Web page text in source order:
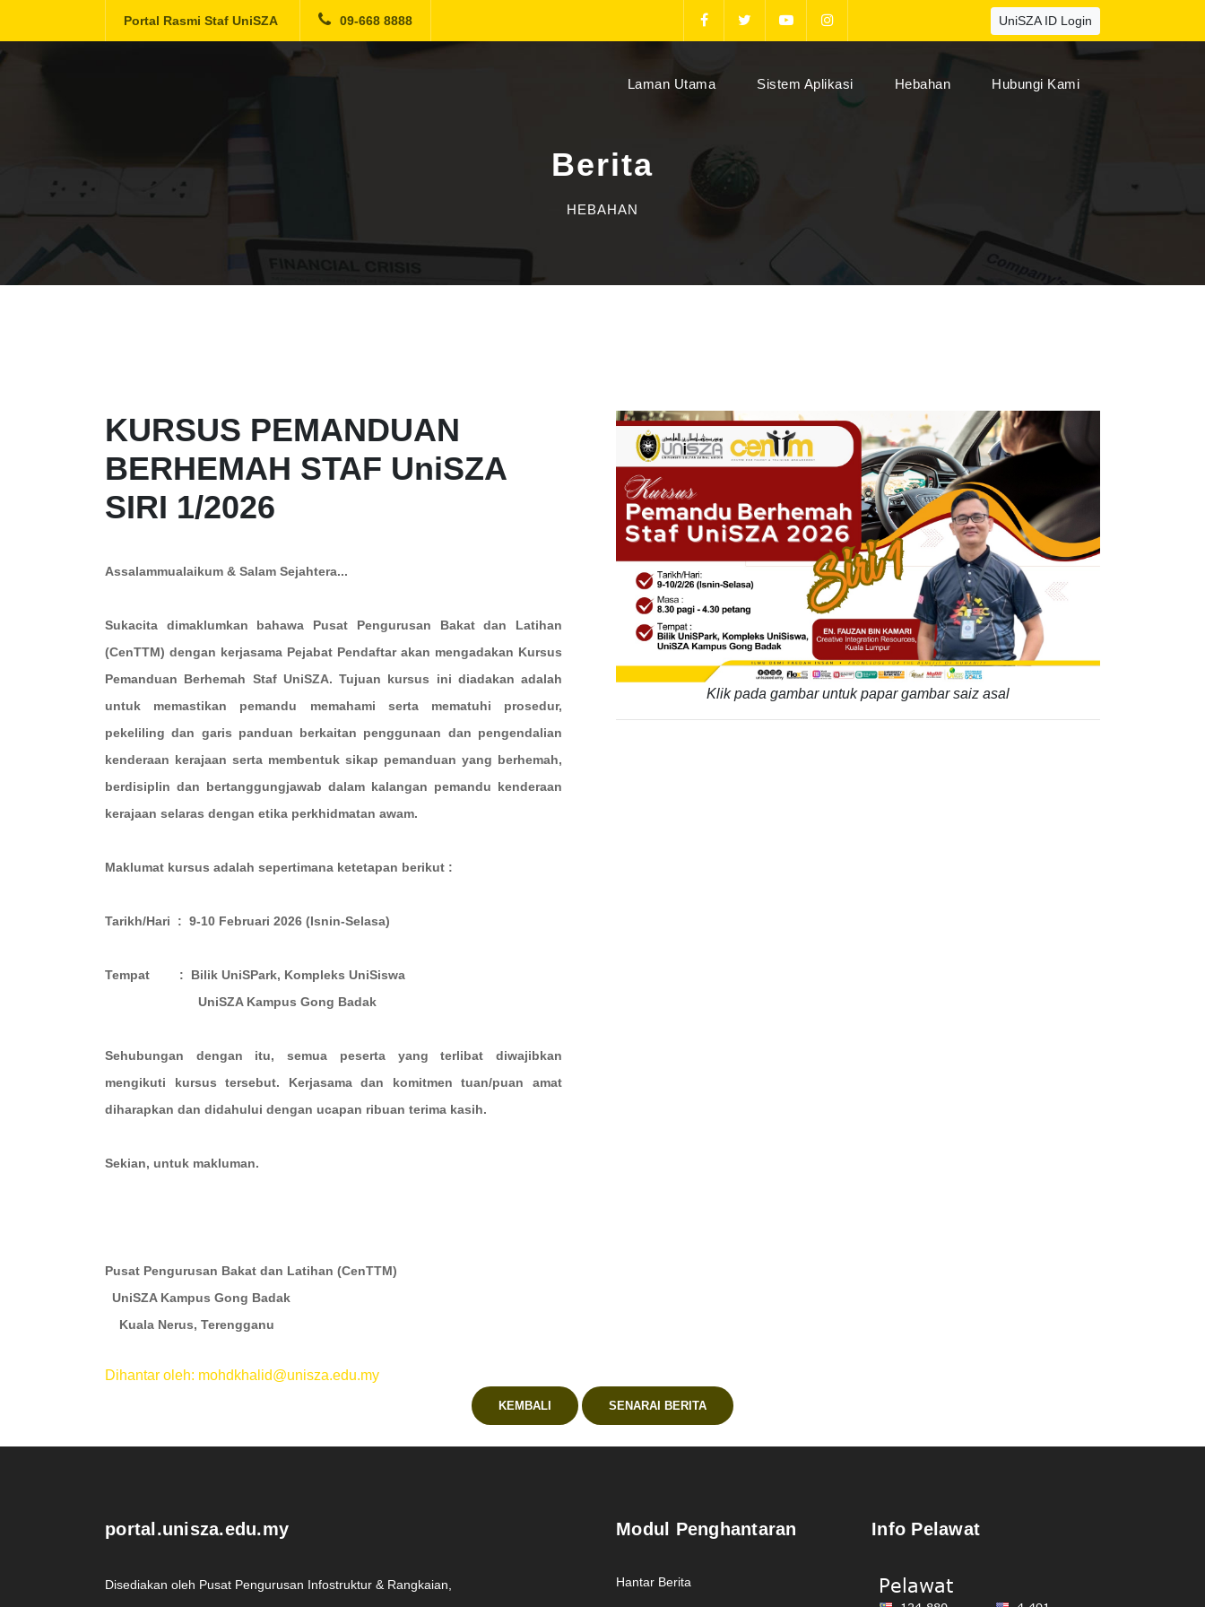
Portal Rasmi Staf UniSZA 09-668 8888 UniSZA ID Login
Laman Utama(current)Sistem Aplikasi Hebahan Hubungi Kami
Berita
HEBAHAN
KURSUS PEMANDUAN
BERHEMAH STAF UniSZA
SIRI 1/2026
Assalammualaikum & Salam Sejahtera...
Sukacita dimaklumkan bahawa Pusat Pengurusan Bakat dan Latihan
(CenTTM) dengan kerjasama Pejabat Pendaftar akan mengadakan Kursus
Pemanduan Berhemah Staf UniSZA. Tujuan kursus ini diadakan adalah
untuk memastikan pemandu memahami serta mematuhi prosedur,
pekeliling dan garis panduan berkaitan penggunaan dan pengendalian
kenderaan kerajaan serta membentuk sikap pemanduan yang berhemah,
berdisiplin dan bertanggungjawab dalam kalangan pemandu kenderaan
kerajaan selaras dengan etika perkhidmatan awam.
Maklumat kursus adalah sepertimana ketetapan berikut :
Tarikh/Hari : 9-10 Februari 2026 (Isnin-Selasa)
Tempat : Bilik UniSPark, Kompleks UniSiswa
UniSZA Kampus Gong Badak
Sehubungan dengan itu, semua peserta yang terlibat diwajibkan
mengikuti kursus tersebut. Kerjasama dan komitmen tuan/puan amat
diharapkan dan didahului dengan ucapan ribuan terima kasih.
Sekian, untuk makluman.
Pusat Pengurusan Bakat dan Latihan (CenTTM)
UniSZA Kampus Gong Badak
Kuala Nerus, Terengganu
Dihantar oleh: mohdkhalid@unisza.edu.my
Klik pada gambar untuk papar gambar saiz asal
KEMBALI SENARAI BERITA
portal.unisza.edu.my
Disediakan oleh Pusat Pengurusan Infostruktur & Rangkaian,
Modul Penghantaran
Hantar Berita
Info Pelawat